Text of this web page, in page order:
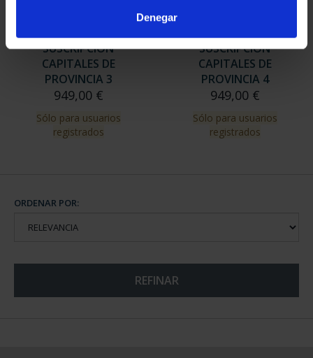
Denegar
SUSCRIPCIÓN
CAPITALES DE
PROVINCIA 3
949,00 €
Sólo para usuarios
registrados
SUSCRIPCIÓN
CAPITALES DE
PROVINCIA 4
949,00 €
Sólo para usuarios
registrados
ORDENAR POR:
REFINAR